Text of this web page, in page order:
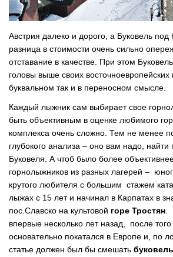
Австрия далеко и дорого, а Буковель
разница в стоимости очень сильно
отставание в качестве. При этом
головы выше своих восточноевропейских
буквальном так и в переносном смысле.
Каждый лыжник сам выбирает свое
быть объективным в оценке любимого
комплекса очень сложно. Тем не менее
глубокого анализа – оно вам надо,
Буковеля. А чтоб было более
горнолыжников из разных лагерей –
крутого любителя с большим стажем
лыжах с 15 лет и начинал в Карпатах в
пос.Славско на культовой горе Тростян.
впервые несколько лет назад, после того
основательно покатался в Европе и, по
статье должен был бы смешать